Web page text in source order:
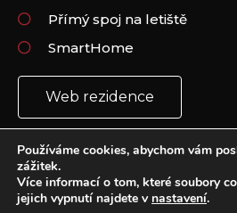
Přímý spoj na letiště
SmartHome
Web rezidence
Používáme cookies, abychom vám
zážitek.
Více informací o tom, které soubory
jejich vypnutí najdete v nastavení.